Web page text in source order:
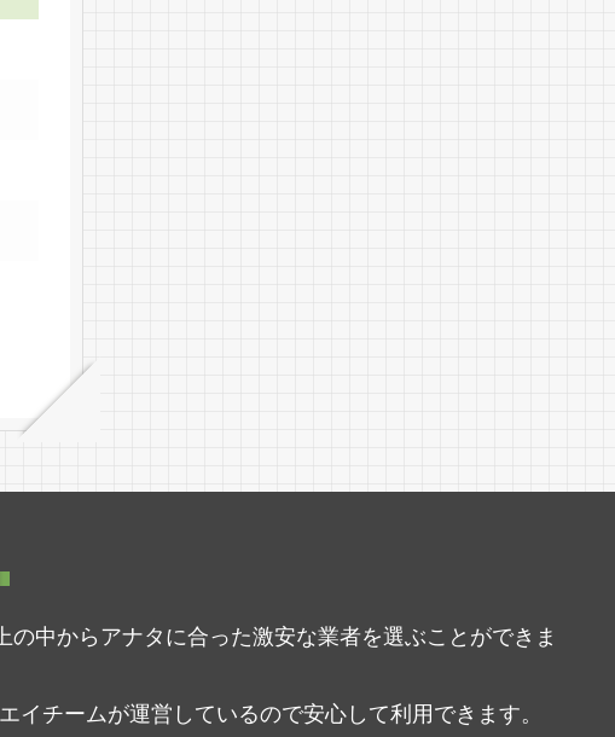
の中からアナタに合った激安な業者を選ぶことができま
イチームが運営しているので安心して利用できます。